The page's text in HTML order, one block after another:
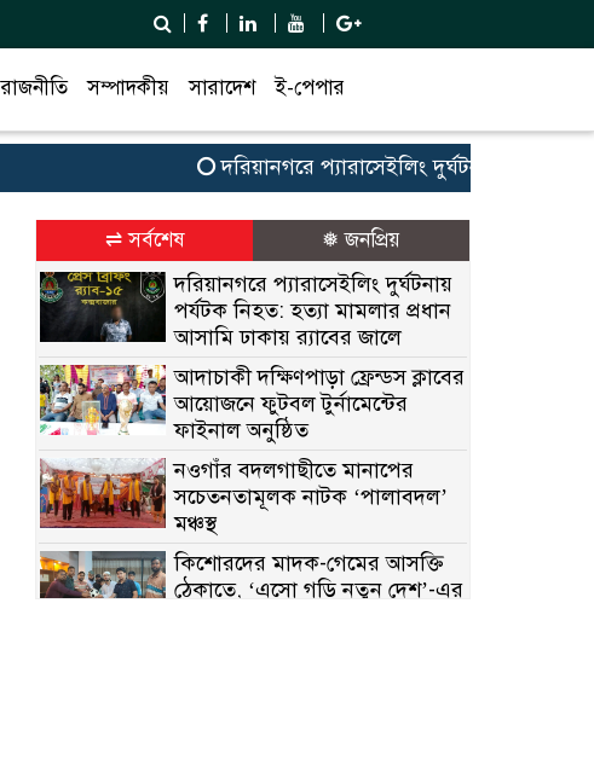
রাজনীতি সম্পাদকীয় সারাদেশ ই-পেপার
দরিয়ানগরে প্যারাসেইলিং দুর্ঘটনায় পর্যটক নিহত:
⇌ সর্বশেষ ❅ জনপ্রিয়
দরিয়ানগরে প্যারাসেইলিং দুর্ঘটনায়
পর্যটক নিহত: হত্যা মামলার প্রধান
আসামি ঢাকায় র‌্যাবের জালে
আদাচাকী দক্ষিণপাড়া ফ্রেন্ডস ক্লাবের
আয়োজনে ফুটবল টুর্নামেন্টের
ফাইনাল অনুষ্ঠিত
নওগাঁর বদলগাছীতে মানাপের
সচেতনতামূলক নাটক ‘পালাবদল’
মঞ্চস্থ
কিশোরদের মাদক-গেমের আসক্তি
ঠেকাতে, ‘এসো গড়ি নতুন দেশ’-এর